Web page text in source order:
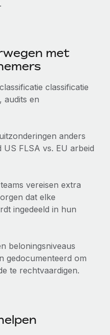
met
classificatie
audits en
anders
FLSA vs. EU arbeid
vereisen extra
dat elke
ingedeeld in hun
beloningsniveaus
gedocumenteerd om
te rechtvaardigen.